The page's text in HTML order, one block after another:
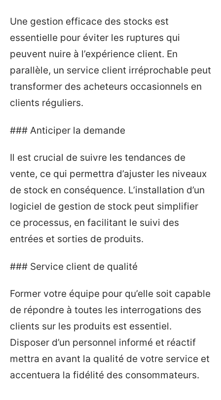
Une gestion efficace des stocks est
essentielle pour éviter les ruptures qui
peuvent nuire à l’expérience client. En
parallèle, un service client irréprochable peut
transformer des acheteurs occasionnels en
clients réguliers.
### Anticiper la demande
Il est crucial de suivre les tendances de
vente, ce qui permettra d’ajuster les niveaux
de stock en conséquence. L’installation d’un
logiciel de gestion de stock peut simplifier
ce processus, en facilitant le suivi des
entrées et sorties de produits.
### Service client de qualité
Former votre équipe pour qu’elle soit capable
de répondre à toutes les interrogations des
clients sur les produits est essentiel.
Disposer d’un personnel informé et réactif
mettra en avant la qualité de votre service et
accentuera la fidélité des consommateurs.